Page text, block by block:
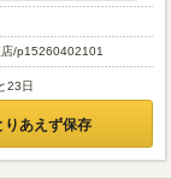
店/p15260402101
23日
りあえず保存